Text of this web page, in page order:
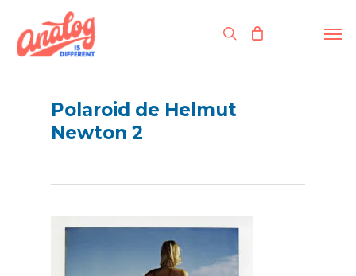
main
content
search
Polaroid de Helmut
Newton 2